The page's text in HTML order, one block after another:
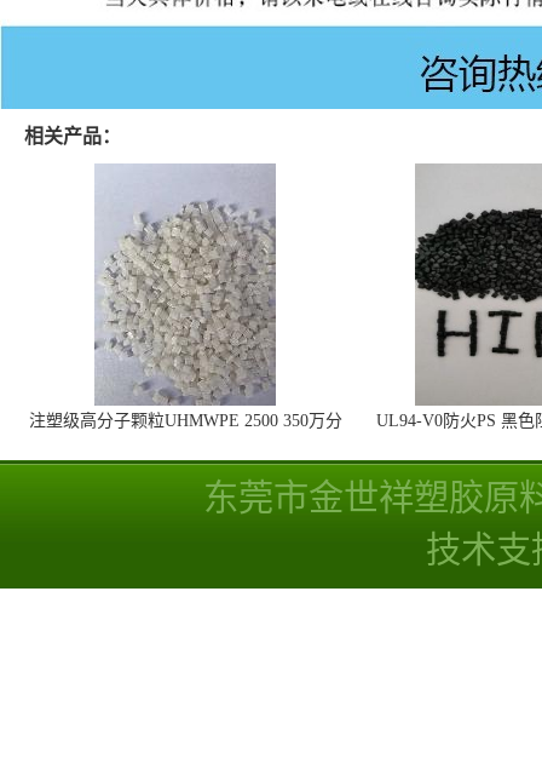
注塑级高分子颗粒UHMWPE 2500 350万分
子量 高耐磨 耐化学
线
东莞市金世祥塑胶原
技术